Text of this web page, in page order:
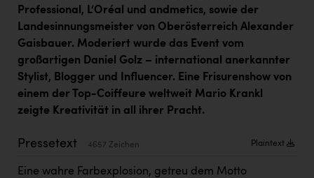
KLIPP Frisör
Kleider Bauer
Kremsmüller Anlagenbau GmbH
Maximarkt
Oldtimer Raststationen und Motorhotels
Österreichischer Kachelofenverband
Orlen
Professional, L‘Oréal und andmetics, sowie der
Landesinnungsmeister von Oberösterreich Alexander
Gaisbauer. Moderiert wurde das Event vom
großartigen Daniel Golz – international anerkannter
Stylist, Blogger und Influencer. Eine Frisurenshow von
einem der Top-Coiffeure weltweit Mario Krankl
zeigte Kreativität in all ihrer Pracht.
Pressetext 4657 Zeichen Plaintext
Eine wahre Farbexplosion, getreu dem Motto